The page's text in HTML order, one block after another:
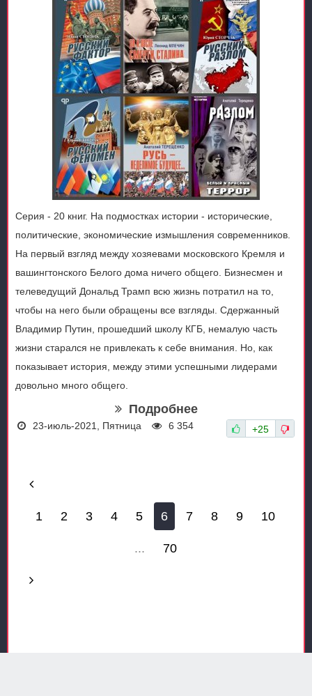
Серия - 20 книг. На подмостках истории - исторические,
политические, экономические измышления современников.
На первый взгляд между хозяевами московского Кремля и
вашингтонского Белого дома ничего общего. Бизнесмен и
телеведущий Дональд Трамп всю жизнь потратил на то,
чтобы на него были обращены все взгляды. Сдержанный
Владимир Путин, прошедший школу КГБ, немалую часть
жизни старался не привлекать к себе внимания. Но, как
показывает история, между этими успешными лидерами
довольно много общего.
Подробнее
23-июль-2021, Пятница 6 354 +25
1 2 3 4 5 6 7 8 9 10
... 70